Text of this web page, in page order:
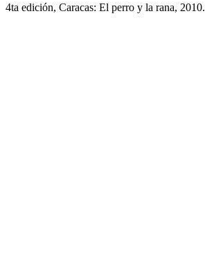
4ta edición, Caracas: El perro y la rana, 2010.